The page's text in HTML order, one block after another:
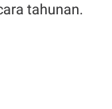
tahunan.